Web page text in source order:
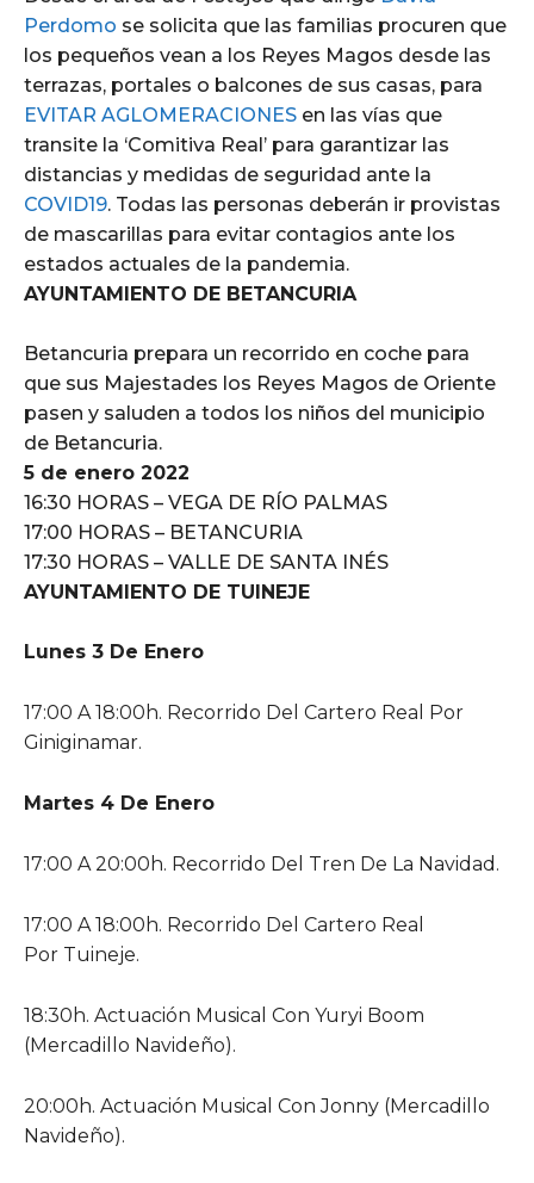
Perdomo se solicita que las familias procuren que
los pequeños vean a los Reyes Magos desde las
terrazas, portales o balcones de sus casas, para
EVITAR AGLOMERACIONES en las vías que
transite la ‘Comitiva Real’ para garantizar las
distancias y medidas de seguridad ante la
COVID19. Todas las personas deberán ir provistas
de mascarillas para evitar contagios ante los
estados actuales de la pandemia.
AYUNTAMIENTO DE BETANCURIA
Betancuria prepara un recorrido en coche para
que sus Majestades los Reyes Magos de Oriente
pasen y saluden a todos los niños del municipio
de Betancuria.
5 de enero 2022
16:30 HORAS – VEGA DE RÍO PALMAS
17:00 HORAS – BETANCURIA
17:30 HORAS – VALLE DE SANTA INÉS
AYUNTAMIENTO DE TUINEJE
Lunes 3 De Enero
17:00 A 18:00h. Recorrido Del Cartero Real Por
Giniginamar.
Martes 4 De Enero
17:00 A 20:00h. Recorrido Del Tren De La Navidad.
17:00 A 18:00h. Recorrido Del Cartero Real
Por Tuineje.
18:30h. Actuación Musical Con Yuryi Boom
(Mercadillo Navideño).
20:00h. Actuación Musical Con Jonny (Mercadillo
Navideño).